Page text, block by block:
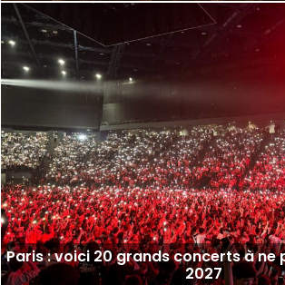
Paris : voici 20 grands concerts à ne
2027